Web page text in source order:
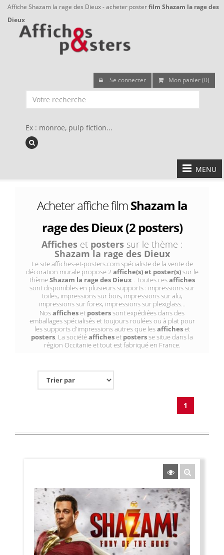
Affiche Shazam la rage des Dieux - acheter posterfilm Shazam la rage des
Dieux
Se connecter Mon panier (0)
Ex : monroe, pulp fiction...
MENU
Acheter affiche filmShazam la
rage des Dieux (2 posters)
Affiches et posters sur le thème :
Shazam la rage des Dieux
Le site affiches-et-posters.com spécialiste de la vente de
décoration murale propose 2affiche(s) et poster(s)sur le
thèmeShazam la rage des Dieux . Toutes cesaffiches
sont disponibles en plusieurs supports : impressions sur
toiles, impressions sur bois, impressions sur alu,
impressions sur forex, impressions sur plexiglass...
Nosafficheset posterssont expédiées dans des
emballages spécialisés et toujours roulées ou à plat pour
les supports d'impressions autres que lesafficheset
posters. La sociétéafficheset postersse situe dans la
région Occitanie et tout est fabriqué en France.
1